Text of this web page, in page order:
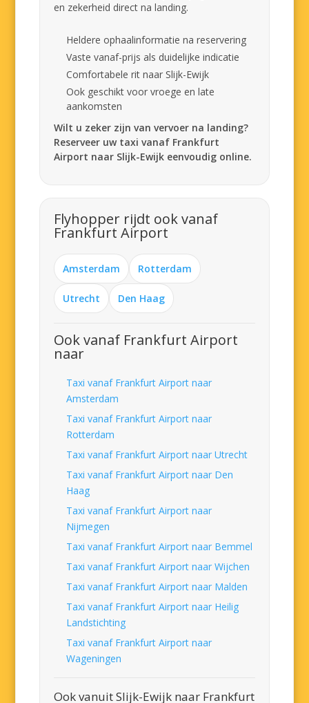
en zekerheid direct na landing.
Heldere ophaalinformatie na reservering
Vaste vanaf-prijs als duidelijke indicatie
Comfortabele rit naar Slijk-Ewijk
Ook geschikt voor vroege en late
aankomsten
Wilt u zeker zijn van vervoer na landing?
Reserveer uw taxi vanaf Frankfurt
Airport naar Slijk-Ewijk eenvoudig online.
Flyhopper rijdt ook vanaf
Frankfurt Airport
Amsterdam Rotterdam
Utrecht Den Haag
Ook vanaf Frankfurt Airport
naar
Taxi vanaf Frankfurt Airport naar
Amsterdam
Taxi vanaf Frankfurt Airport naar
Rotterdam
Taxi vanaf Frankfurt Airport naar Utrecht
Taxi vanaf Frankfurt Airport naar Den
Haag
Taxi vanaf Frankfurt Airport naar
Nijmegen
Taxi vanaf Frankfurt Airport naar Bemmel
Taxi vanaf Frankfurt Airport naar Wijchen
Taxi vanaf Frankfurt Airport naar Malden
Taxi vanaf Frankfurt Airport naar Heilig
Landstichting
Taxi vanaf Frankfurt Airport naar
Wageningen
Ook vanuit Slijk-Ewijk naar Frankfurt